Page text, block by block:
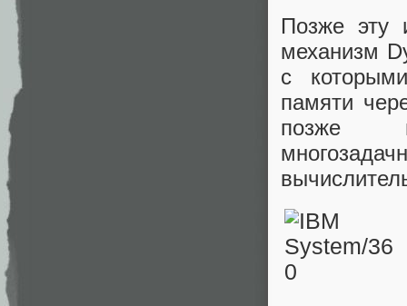
Позже
механизм
с
памяти
позже